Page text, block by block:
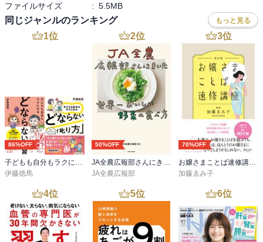
ファイルサイズ
: 5.5MB
同じジャンルのランキング もっと見る
1位
86%OFF
子どもも自分もラクになる どならない練習＋どならない叱り方【2冊合本版】
伊藤徳馬
2位
50%OFF
JA全農広報部さんにきいた 世界一おいしい野菜の食べ方
JA全農広報部
3位
70%OFF
お嬢さまことば速修講座 改訂版
加藤ゑみ子
4位 5位 6位